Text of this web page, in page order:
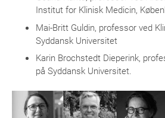
Institut for Klinisk Medicin,
Mai-Britt Guldin, professor ved
Syddansk Universitet
Karin Brochstedt Dieperink,
på Syddansk Universitet.